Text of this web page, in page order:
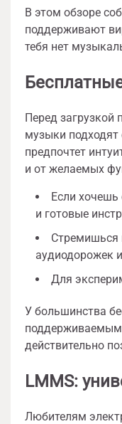
В этом обзоре
поддерживают
тебя нет
Перед загрузкой
музыки подходят
предпочтет
и от желаемых
Если хочешь
и готовые
Стремишься
аудиодорожек
Для
У большинства
поддерживаемым
действительно
LMMS:
Любителям